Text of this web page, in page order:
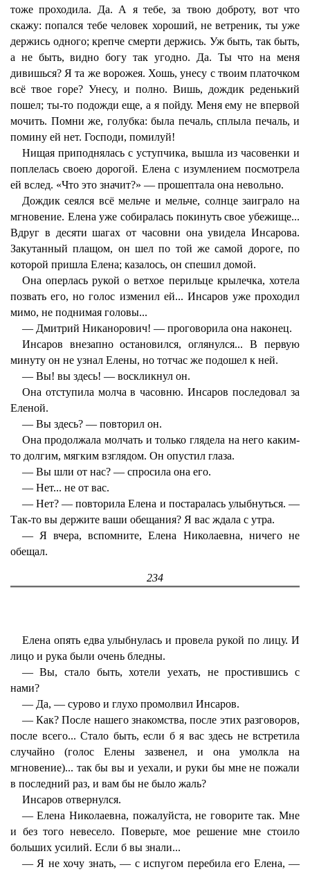
тоже проходила. Да. А я тебе, за твою доброту, вот что
скажу: попался тебе человек хороший, не ветреник, ты уже
держись одного; крепче смерти держись. Уж быть, так быть,
а не быть, видно богу так угодно. Да. Ты что на меня
дивишься? Я та же ворожея. Хошь, унесу с твоим платочком
всё твое горе? Унесу, и полно. Вишь, дождик реденький
пошел; ты-то подожди еще, а я пойду. Меня ему не впервой
мочить. Помни же, голубка: была печаль, сплыла печаль, и
помину ей нет. Господи, помилуй!
Нищая приподнялась с уступчика, вышла из часовенки и
поплелась своею дорогой. Елена с изумлением посмотрела
ей вслед. «Что это значит?» — прошептала она невольно.
Дождик сеялся всё мельче и мельче, солнце заиграло на
мгновение. Елена уже собиралась покинуть свое убежище...
Вдруг в десяти шагах от часовни она увидела Инсарова.
Закутанный плащом, он шел по той же самой дороге, по
которой пришла Елена; казалось, он спешил домой.
Она оперлась рукой о ветхое перильце крылечка, хотела
позвать его, но голос изменил ей... Инсаров уже проходил
мимо, не поднимая головы...
— Дмитрий Никанорович! — проговорила она наконец.
Инсаров внезапно остановился, оглянулся... В первую
минуту он не узнал Елены, но тотчас же подошел к ней.
— Вы! вы здесь! — воскликнул он.
Она отступила молча в часовню. Инсаров последовал за
Еленой.
— Вы здесь? — повторил он.
Она продолжала молчать и только глядела на него каким-
то долгим, мягким взглядом. Он опустил глаза.
— Вы шли от нас? — спросила она его.
— Нет... не от вас.
— Нет? — повторила Елена и постаралась улыбнуться. —
Так-то вы держите ваши обещания? Я вас ждала с утра.
— Я вчера, вспомните, Елена Николаевна, ничего не
обещал.
234
Елена опять едва улыбнулась и провела рукой по лицу. И
лицо и рука были очень бледны.
— Вы, стало быть, хотели уехать, не простившись с
нами?
— Да, — сурово и глухо промолвил Инсаров.
— Как? После нашего знакомства, после этих разговоров,
после всего... Стало быть, если б я вас здесь не встретила
случайно (голос Елены зазвенел, и она умолкла на
мгновение)... так бы вы и уехали, и руки бы мне не пожали
в последний раз, и вам бы не было жаль?
Инсаров отвернулся.
— Елена Николаевна, пожалуйста, не говорите так. Мне
и без того невесело. Поверьте, мое решение мне стоило
больших усилий. Если б вы знали...
— Я не хочу знать, — с испугом перебила его Елена, —